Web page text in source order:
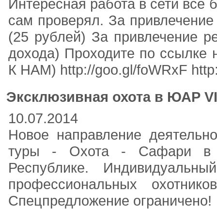
Интересная работа в сети
сам проверял. За
(25 рублей) За привлечение
дохода) Проходите по
К НАМ) http://goo.gl/foWRxF
Эксклюзивная охота в ЮАР
10.07.2014
Новое направление
туры - Охота - Сафари в
Республике.
профессиональных
Спецпредложение ограничено!